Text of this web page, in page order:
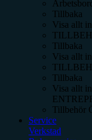
Tillbaka
Visa allt
Tillbaka
Visa allt
Tillbaka
Visa allt
Tillbehör
Service
Verkstad